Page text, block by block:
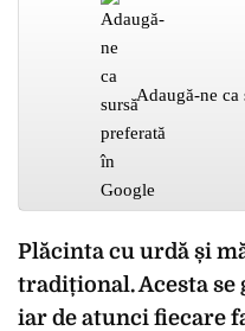
Adaugă-ne ca
Plăcinta cu urdă și
tradițional. Acesta
iar de atunci fiecare